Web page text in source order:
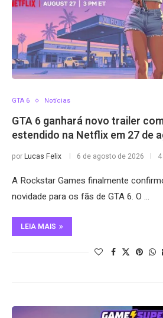
GTA 6 Notícias
GTA 6 ganhará novo trailer
estendido na Netflix em 27 de
porLucas Felix 6 de agosto de 2026
A Rockstar Games finalmente
novidade para os fãs de GTA 6. O …
LEIA MAIS